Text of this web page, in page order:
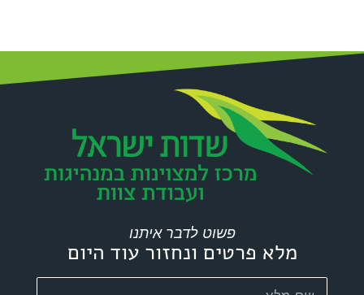
פשוט לדבר איתנו
מלא פרטים ונחזור עוד היום